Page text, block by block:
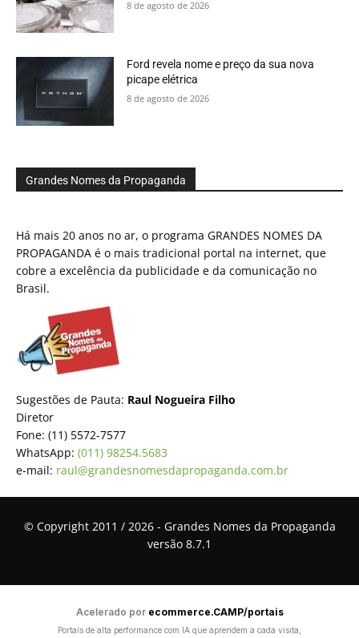
8 de agosto de 2026
Ford revela nome e preço da sua nova
picape elétrica
8 de agosto de 2026
Grandes Nomes da Propaganda
Há mais 20 anos no ar, o programa GRANDES NOMES DA
PROPAGANDA é o mais tradicional portal na internet, que
cobre a excelência da publicidade e da comunicação no
Brasil.
Sugestões de Pauta: Raul Nogueira Filho
Diretor
Fone: (11) 5572-7577
WhatsApp: (011) 98254.5683
e-mail: raul@grandesnomesdapropaganda.com.br
© Copyright 2011 / 2026 - Grandes Nomes da Propaganda
versão 8.7.1
Acelerado por ecommerce.CAMP/portais
Portais de alta performance com IA que aprendem a cada visita,